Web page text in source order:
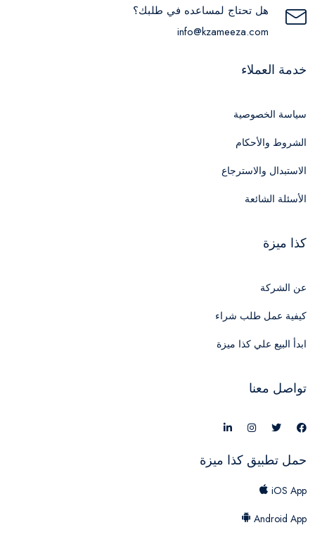
هل تحتاج لمساعده في طلبك؟
info@kzameeza.com
خدمة العملاء
سياسة الخصوصية
الشروط والأحكام
الاستبدال والاسترجاع
الأسئلة الشائعة
كذا ميزة
عن الشركة
كيفية عمل طلب شراء
ابدأ البيع علي كذا ميزة
تواصل معنا
حمل تطبيق كذا ميزة
iOS App
Android App